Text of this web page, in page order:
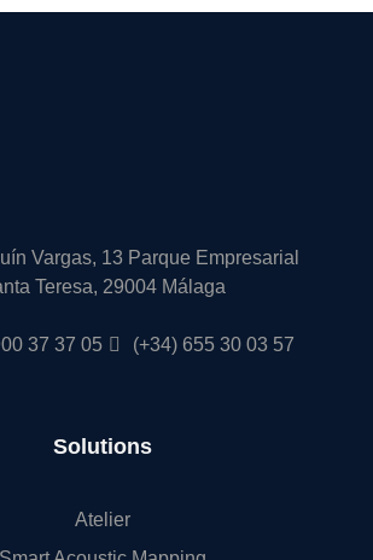
Vargas, 13 Parque Empresarial
Teresa, 29004 Málaga
37 37 05 (+34) 655 30 03 57
Solutions
Atelier